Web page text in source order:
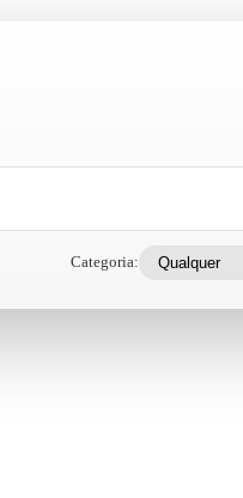
Categoria: